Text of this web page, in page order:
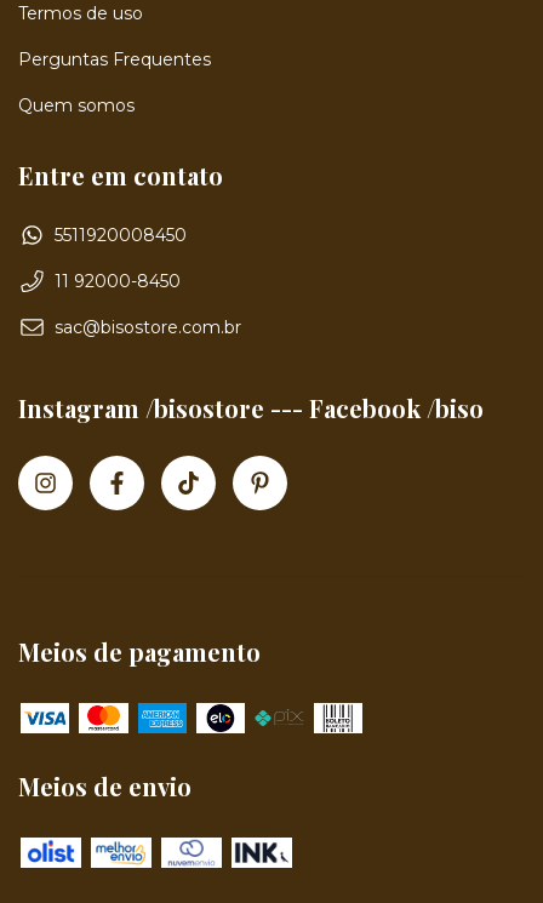
Termos de uso
Perguntas Frequentes
Quem somos
Entre em contato
5511920008450
11 92000-8450
sac@bisostore.com.br
Instagram /bisostore --- Facebook /biso
Meios de pagamento
Meios de envio